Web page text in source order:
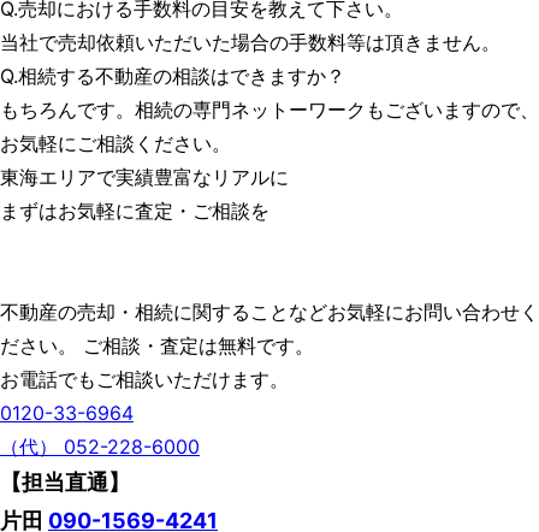
Q.売却における手数料の目安を教えて下さい。
当社で売却依頼いただいた場合の手数料等は頂きません。
Q.相続する不動産の相談はできますか？
もちろんです。相続の専門ネットーワークもございますので、
お気軽にご相談ください。
東海エリアで実績豊富なリアルに
まずはお気軽に査定・ご相談を
不動産の売却・相続に関することなどお気軽にお問い合わせく
ださい。 ご相談・査定は無料です。
お電話でもご相談いただけます。
0120-33-6964
（代） 052-228-6000
【担当直通】
片田 090-1569-4241